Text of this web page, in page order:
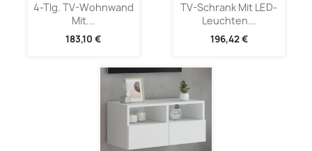
4-Tlg. TV-Wohnwand
Mit...
183,10 €
TV-Schrank Mit LED-
Leuchten...
196,42 €